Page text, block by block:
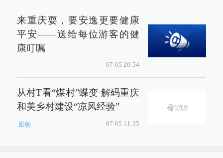
来重庆耍，要安逸更要健康
平安——送给每位游客的健
康叮嘱
07-05 20:54
从村T看“煤村”蝶变 解码重庆
和美乡村建设“凉风经验”
原创 07-05 11:35